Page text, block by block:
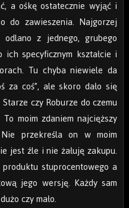
a ośkę ostatecznie wyjąć i
do zawieszenia. Najgorzej
z jednego, grubego
specyficznym kształcie i
Tu chyba niewiele da
za coś”, ale skoro dało się
czy Roburze do czemu
moim zdaniem najcięższy
przekreśla on w moim
jest źle i nie żałuję zakupu.
stuprocentowego a
jego wersję. Każdy sam
czy mało.